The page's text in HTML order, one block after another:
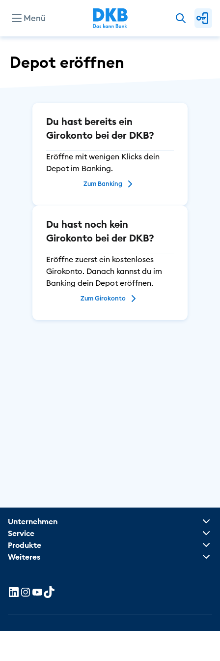
Menü
Konten & Karten
Investieren & Sparen
Finanzierung & Immobilie
Service
Hilfe & Kontakt
Geschäftlich
Depot eröffnen
Du hast bereits ein
Girokonto bei der DKB?
Eröffne mit wenigen Klicks dein
Depot im Banking.
Zum Banking
Du hast noch kein
Girokonto bei der DKB?
Eröffne zuerst ein kostenloses
Girokonto. Danach kannst du im
Banking dein Depot eröffnen.
Zum Girokonto
Unternehmen
Service
Produkte
Weiteres